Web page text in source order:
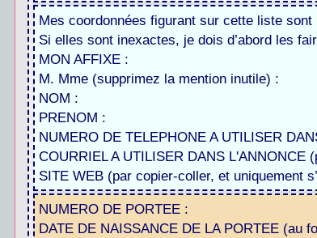
Mes coordonnées figurant sur cette liste sont
Si elles sont inexactes, je dois d’abord les
MON AFFIXE :
M. Mme (supprimez la mention inutile) :
NOM :
PRENOM :
NUMERO DE TELEPHONE A UTILISER
COURRIEL A UTILISER DANS L'ANNONCE
SITE WEB (par copier-coller, et uniquement
NUMERO DE PORTEE :
DATE DE NAISSANCE DE LA PORTEE (au